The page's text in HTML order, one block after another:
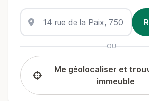
OU
Me géolocaliser et
immeuble